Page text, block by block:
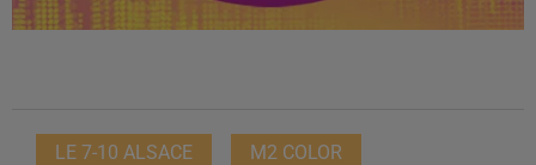
LE 7-10 ALSACE M2 COLOR